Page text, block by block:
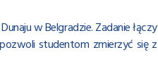
w Belgradzie. Zadanie łączy
studentom zmierzyć się z